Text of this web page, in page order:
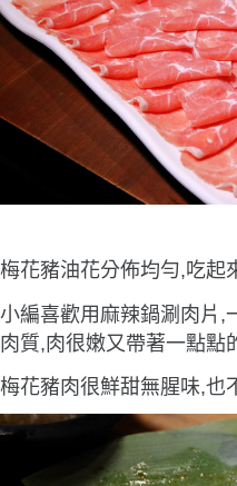
梅花豬油花分佈均勻,吃起
小編喜歡用麻辣鍋涮肉片,
肉質,肉很嫩又帶著一點點
梅花豬肉很鮮甜無腥味,也